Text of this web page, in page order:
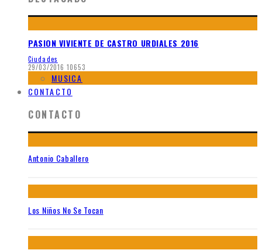
PASION VIVIENTE DE CASTRO URDIALES 2016
Ciudades
29/03/2016 10653
MUSICA
CONTACTO
CONTACTO
Antonio Caballero
Los Niños No Se Tocan